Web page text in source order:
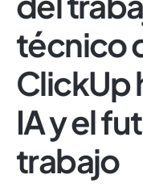
técnico
ClickUp
IA y el
trabajo